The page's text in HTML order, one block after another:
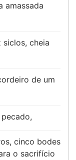
amassada
siclos, cheia
de um
cinco bodes
o sacrifício